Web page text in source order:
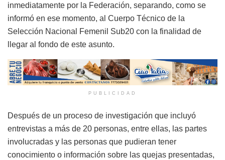
inmediatamente por la Federación, separando, como se
informó en ese momento, al Cuerpo Técnico de la
Selección Nacional Femenil Sub20 con la finalidad de
llegar al fondo de este asunto.
PUBLICIDAD
Después de un proceso de investigación que incluyó
entrevistas a más de 20 personas, entre ellas, las partes
involucradas y las personas que pudieran tener
conocimiento o información sobre las quejas presentadas,